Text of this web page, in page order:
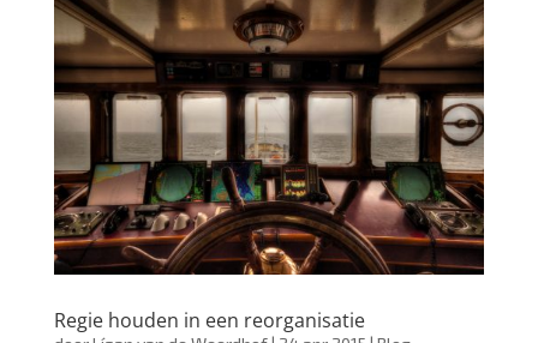
Regie houden in een reorganisatie